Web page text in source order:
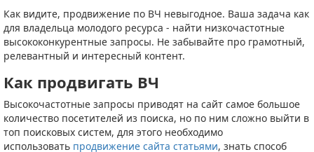
Как видите, продвижение по ВЧ невыгодное. Ваша задача как
для владельца молодого ресурса - найти низкочастотные
высококонкурентные запросы. Не забывайте про грамотный,
релевантный и интересный контент.
Как продвигать ВЧ
Высокочастотные запросы приводят на сайт самое большое
количество посетителей из поиска, но по ним сложно выйти в
топ поисковых систем, для этого необходимо
использовать продвижение сайта статьями, знать способ